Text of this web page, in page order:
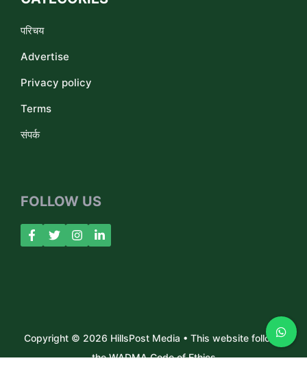
परिचय
Advertise
Privacy policy
Terms
संपर्क
FOLLOW US
Copyright © 2026 HillsPost Media • This website follows
the WADMA Code of Ethics